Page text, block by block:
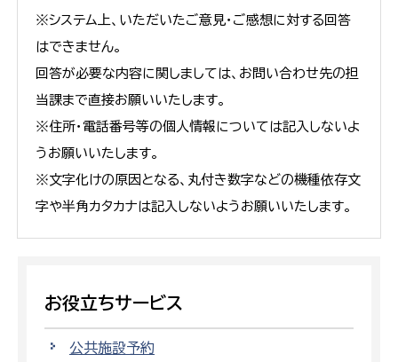
※システム上、いただいたご意見・ご感想に対する回答
はできません。
回答が必要な内容に関しましては、お問い合わせ先の担
当課まで直接お願いいたします。
※住所・電話番号等の個人情報については記入しないよ
うお願いいたします。
※文字化けの原因となる、丸付き数字などの機種依存文
字や半角カタカナは記入しないようお願いいたします。
お役立ちサービス
公共施設予約